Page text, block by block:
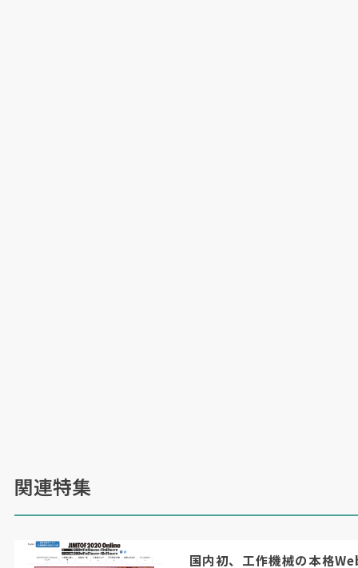
関連特集
国内初、工作機械の本格